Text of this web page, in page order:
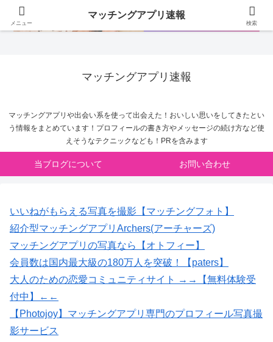
マッチングアプリ速報
マッチングアプリや出会い系を使って出会えた！おいしい思いをしてきたとい
う情報をまとめています！プロフィールの書き方やメッセージの続け方など使
えそうなテクニックなども！PRを含みます
当ブログについて お問い合わせ
いいねがもらえる写真を撮影【マッチングフォト】
紹介型マッチングアプリArchers(アーチャーズ)
マッチングアプリの写真なら【オトフィー】
会員数は国内最大級の180万人を突破！【paters】
大人のための恋愛コミュニティサイト →→【無料体験受
付中】←←
【Photojoy】マッチングアプリ専門のプロフィール写真撮
影サービス
メニュー
マッチングアプリ速報
検索